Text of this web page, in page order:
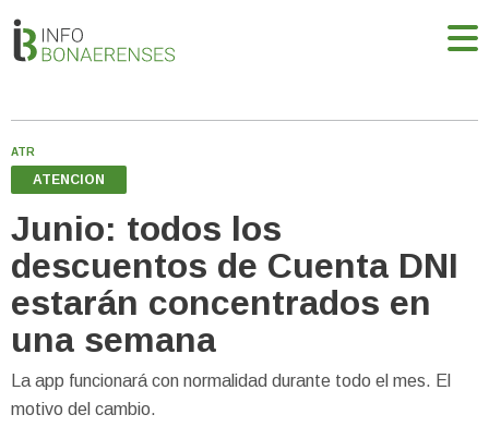
ATR
ATENCION
Junio: todos los
descuentos de Cuenta DNI
estarán concentrados en
una semana
La app funcionará con normalidad durante todo el mes. El
motivo del cambio.